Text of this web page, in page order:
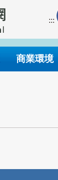
:::
商業環境